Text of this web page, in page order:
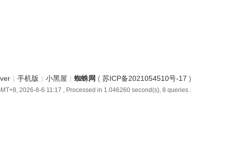
| 手机版 | 小黑屋 | 蜘蛛网 ( 苏ICP备2021054510号-17 )
2026-8-6 11:17 , Processed in 1.046260 second(s), 8 queries .